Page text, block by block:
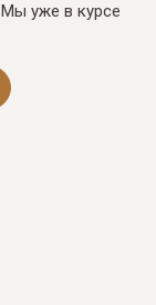
Мы уже в курсе